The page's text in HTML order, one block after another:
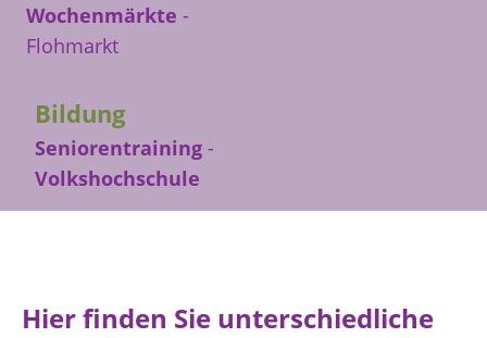
Wochenmärkte -
Flohmarkt
Bildung
Seniorentraining-
Volkshochschule
Hier finden Sie unterschiedliche